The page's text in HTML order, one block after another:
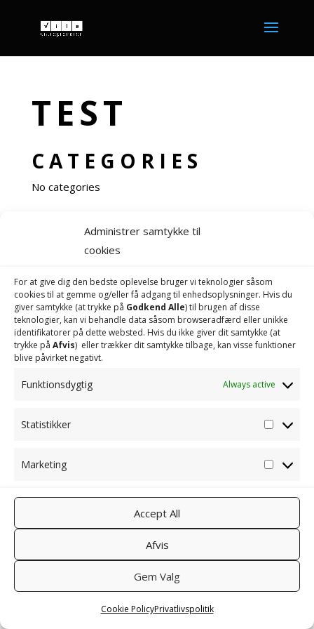
Administrer samtykke til
cookies
For at give dig den bedste oplevelse bruger vi teknologier såsom
cookies til at gemme og/eller få adgang til enhedsoplysninger. Hvis du
giver samtykke (at trykke på Godkend Alle) til brugen af ​​disse
teknologier, kan vi behandle data såsom browseradfærd eller unikke
identifikatorer på dette websted. Hvis du ikke giver dit samtykke (at
trykke på Afvis) eller trækker dit samtykke tilbage, kan visse funktioner
blive påvirket negativt.
Funktionsdygtig Always active
Statistikker
Marketing
Accept All
Afvis
Gem Valg
Cookie PolicyPrivatlivspolitik
TEST
CATEGORIES
No categories